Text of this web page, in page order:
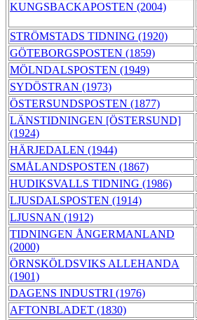
KUNGSBACKAPOSTEN (2004)
STRÖMSTADS TIDNING (1920)
GÖTEBORGSPOSTEN (1859)
MÖLNDALSPOSTEN (1949)
SYDÖSTRAN (1973)
ÖSTERSUNDSPOSTEN (1877)
LÄNSTIDNINGEN [ÖSTERSUND]
(1924)
HÄRJEDALEN (1944)
SMÅLANDSPOSTEN (1867)
HUDIKSVALLS TIDNING (1986)
LJUSDALSPOSTEN (1914)
LJUSNAN (1912)
TIDNINGEN ÅNGERMANLAND
(2000)
ÖRNSKÖLDSVIKS ALLEHANDA
(1901)
DAGENS INDUSTRI (1976)
AFTONBLADET (1830)